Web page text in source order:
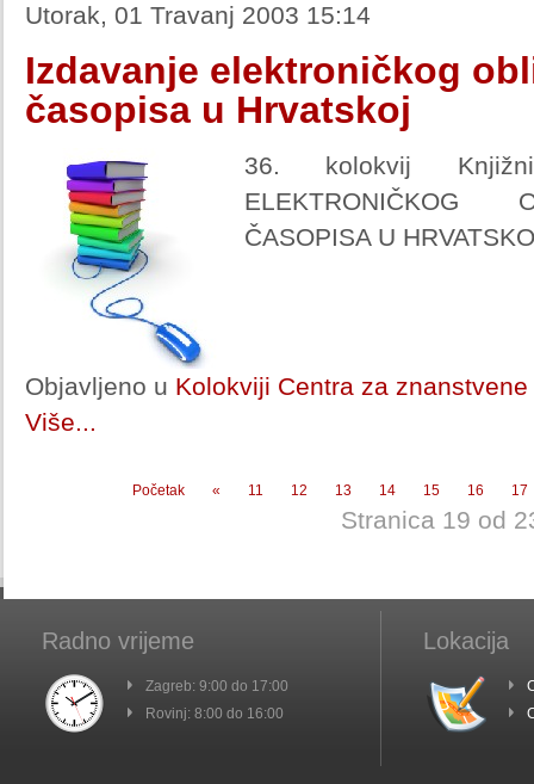
Utorak, 01 Travanj 2003 15:14
Izdavanje elektroničkog
časopisa u Hrvatskoj
36. kolokvij
ELEKTRONIČKOG
ČASOPISA U
Objavljeno u Kolokviji Centra za
Više...
Početak « 11 12 13 14 15 16 17
Stranica 19 od
Radno vrijeme
Zagreb: 9:00 do 17:00
Rovinj: 8:00 do 16:00
Lokacija